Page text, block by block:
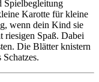
Spielbegleitung
Karotte für kleine
wenn dein Kind sie
riesigen Spaß. Dabei
Die Blätter knistern